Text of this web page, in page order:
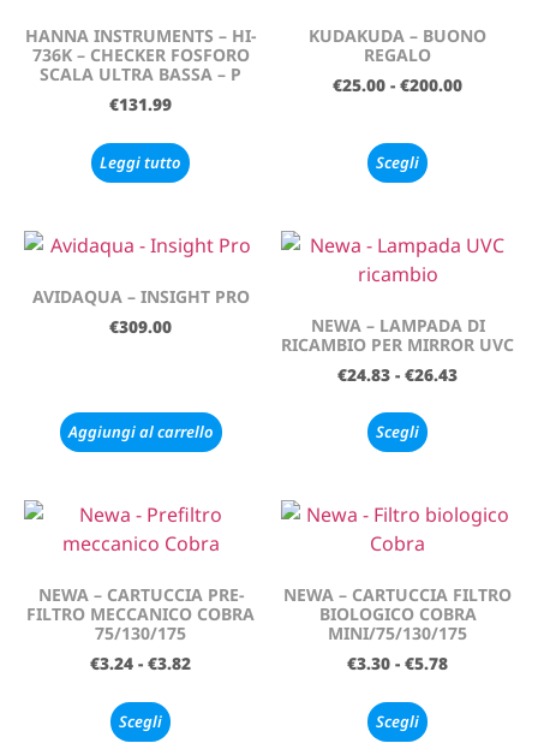
HANNA INSTRUMENTS – HI-
736K – CHECKER FOSFORO
SCALA ULTRA BASSA – P
€131.99
Leggi tutto
KUDAKUDA – BUONO
REGALO
€25.00 - €200.00
Scegli
AVIDAQUA – INSIGHT PRO
€309.00
Aggiungi al carrello
NEWA – LAMPADA DI
RICAMBIO PER MIRROR UVC
€24.83 - €26.43
Scegli
NEWA – CARTUCCIA PRE-
FILTRO MECCANICO COBRA
75/130/175
€3.24 - €3.82
Scegli
NEWA – CARTUCCIA FILTRO
BIOLOGICO COBRA
MINI/75/130/175
€3.30 - €5.78
Scegli